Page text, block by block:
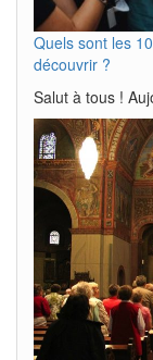
Quels sont les
découvrir ?
Salut à tous !